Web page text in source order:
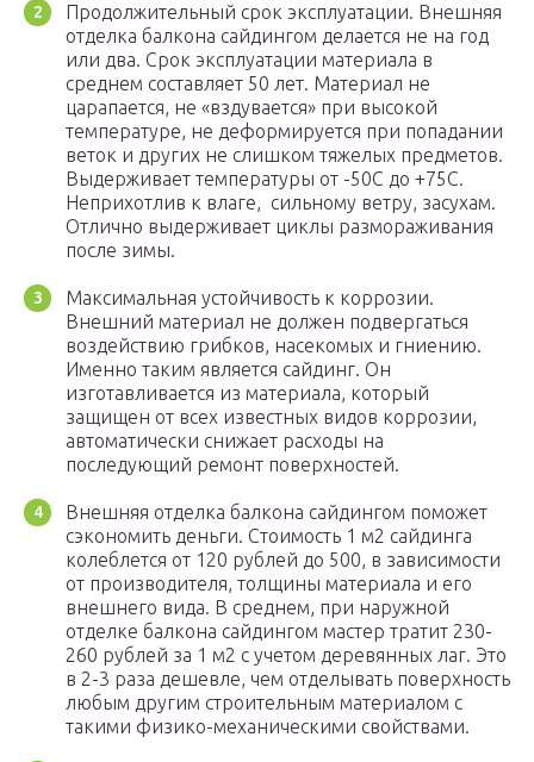
Продолжительный срок эксплуатации. Внешняя
отделка балкона сайдингом делается не на год
или два. Срок эксплуатации материала в
среднем составляет 50 лет. Материал не
царапается, не «вздувается» при высокой
температуре, не деформируется при попадании
веток и других не слишком тяжелых предметов.
Выдерживает температуры от -50С до +75С.
Неприхотлив к влаге, сильному ветру, засухам.
Отлично выдерживает циклы размораживания
после зимы.
Максимальная устойчивость к коррозии.
Внешний материал не должен подвергаться
воздействию грибков, насекомых и гниению.
Именно таким является сайдинг. Он
изготавливается из материала, который
защищен от всех известных видов коррозии,
автоматически снижает расходы на
последующий ремонт поверхностей.
Внешняя отделка балкона сайдингом поможет
сэкономить деньги. Стоимость 1 м2 сайдинга
колеблется от 120 рублей до 500, в зависимости
от производителя, толщины материала и его
внешнего вида. В среднем, при наружной
отделке балкона сайдингом мастер тратит 230-
260 рублей за 1 м2 с учетом деревянных лаг. Это
в 2-3 раза дешевле, чем отделывать поверхность
любым другим строительным материалом с
такими физико-механическими свойствами.